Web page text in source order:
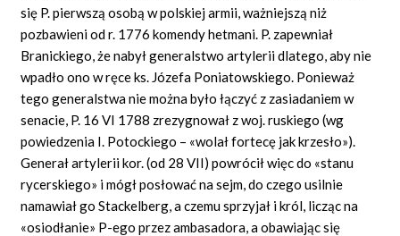
się P. pierwszą osobą w polskiej armii, ważniejszą niż
pozbawieni od r. 1776 komendy hetmani. P. zapewniał
Branickiego, że nabył generalstwo artylerii dlatego, aby nie
wpadło ono w ręce ks. Józefa Poniatowskiego. Ponieważ
tego generalstwa nie można było łączyć z zasiadaniem w
senacie, P. 16 VI 1788 zrezygnował z woj. ruskiego (wg
powiedzenia I. Potockiego – «wolał fortecę jak krzesło»).
Generał artylerii kor. (od 28 VII) powrócił więc do «stanu
rycerskiego» i mógł posłować na sejm, do czego usilnie
namawiał go Stackelberg, a czemu sprzyjał i król, licząc na
«osiodłanie» P-ego przez ambasadora, a obawiając się